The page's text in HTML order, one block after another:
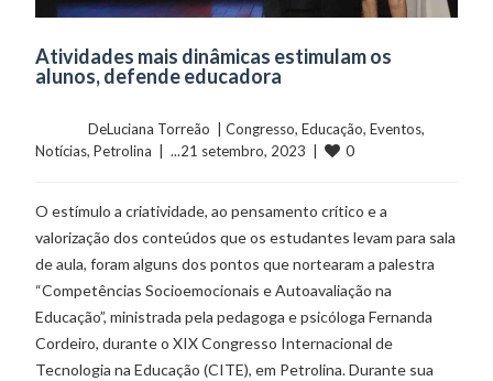
Atividades mais dinâmicas estimulam os
alunos, defende educadora
	    	DeLuciana Torreão  |
Congresso, Educação, Eventos
Notícias, Petrolina
  |  ...21 setembro, 2023  |
0
O estímulo a criatividade, ao pensamento crítico e a
valorização dos conteúdos que os estudantes levam para sala
de aula, foram alguns dos pontos que nortearam a palestra
“Competências Socioemocionais e Autoavaliação na
Educação”, ministrada pela pedagoga e psicóloga Fernanda
Cordeiro, durante o XIX Congresso Internacional de
Tecnologia na Educação (CITE), em Petrolina. Durante sua